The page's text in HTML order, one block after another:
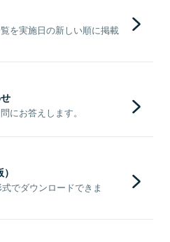
を実施日の新しい順に掲載
にお答えします。
でダウンロードできま